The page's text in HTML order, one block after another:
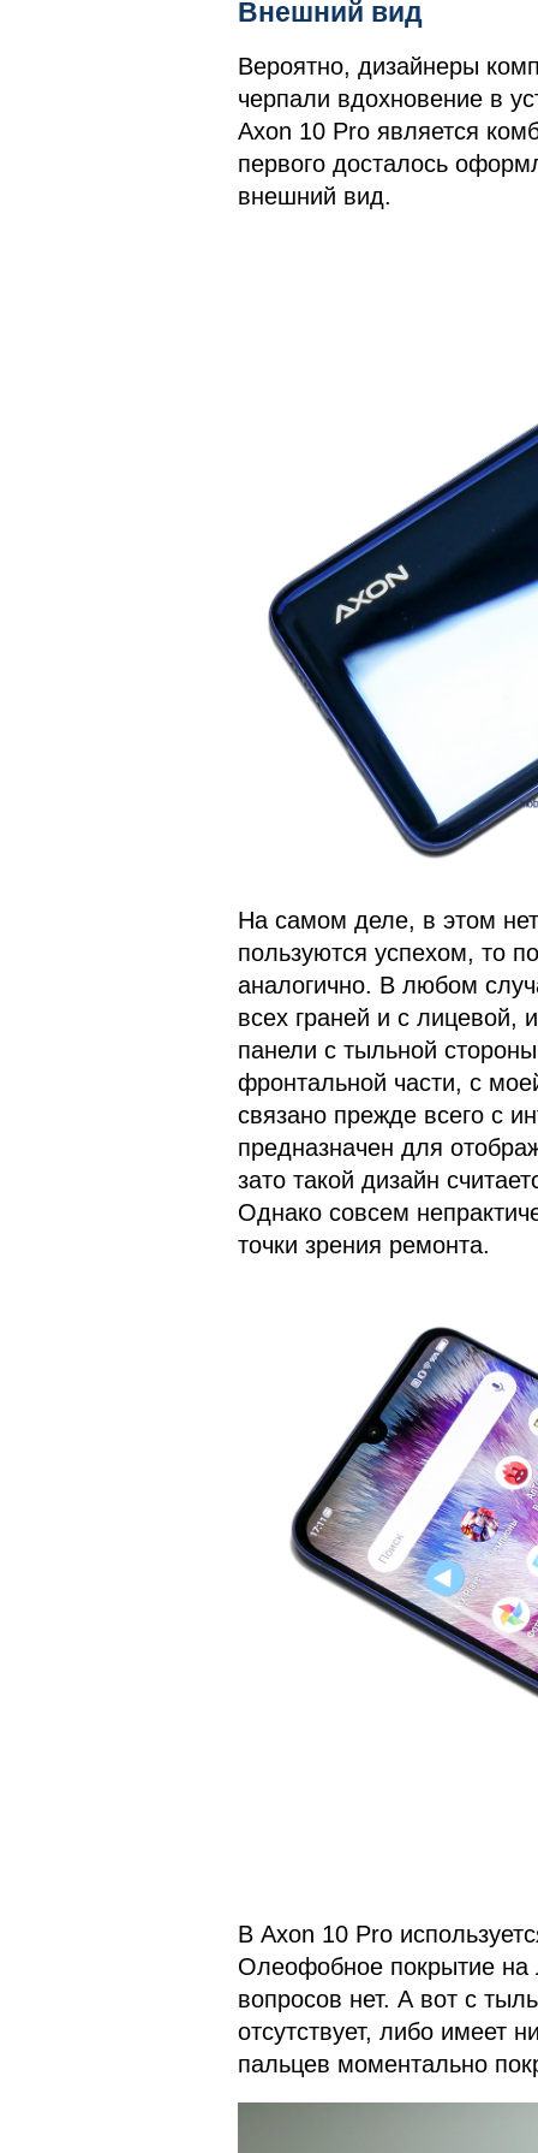
Внешний вид
Вероятно, дизайнеры
черпали вдохновение в
Axon 10 Pro является
первого досталось
внешний вид.
На самом деле, в этом
пользуются успехом, то
аналогично. В любом
всех граней и с лицевой,
панели с тыльной
фронтальной части, с
связано прежде всего с
предназначен для
зато такой дизайн
Однако совсем
точки зрения ремонта.
В Axon 10 Pro
Олеофобное покрытие на
вопросов нет. А вот с
отсутствует, либо имеет
пальцев моментально